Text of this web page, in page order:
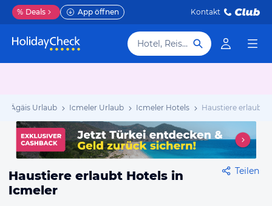
% Deals App öffnen Kontakt
Hotel, Reiseziel
Ägäis Urlaub Icmeler Urlaub Icmeler Hotels Haustiere erlaubt
Haustiere erlaubt Hotels in
Icmeler
Teilen